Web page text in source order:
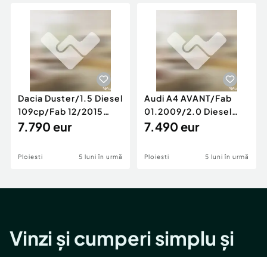
Animale de companie
Afaceri și echipamente profesionale
Inchiriere Bunuri si Vehicule
Utilaje agricole si industriale
Piese auto si accesorii
Dacia Duster
Dacia Duster/1.5 Diesel
109cp/Fab 12/2015
/Euro 5/GARANTIE 12
7.790 eur
Ploiesti 5 luni în urmă
Audi A4 AVANT/Fab
01.2009/2.0 Diesel
140cp/Posibilitate
7.490 eur
Ploiesti 5 luni în urmă
Vinzi și cumperi simplu și